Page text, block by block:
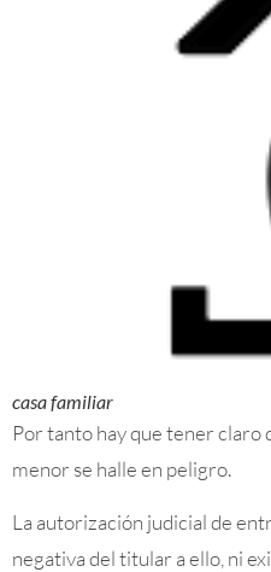
casa familiar
Por tanto hay que tener claro
menor se halle en peligro.
La autorización judicial de
negativa del titular a ello, ni